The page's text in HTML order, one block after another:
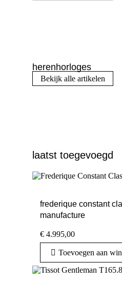
herenhorloges
Bekijk alle artikelen
laatst toegevoegd
frederique constant
manufacture
€ 4.995,00
Toevoegen aan